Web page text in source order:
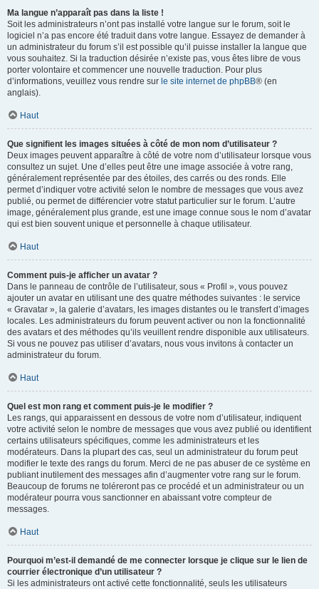
Ma langue n’apparaît pas dans la liste !
Soit les administrateurs n’ont pas installé votre langue sur le forum, soit le
logiciel n’a pas encore été traduit dans votre langue. Essayez de demander à
un administrateur du forum s’il est possible qu’il puisse installer la langue que
vous souhaitez. Si la traduction désirée n’existe pas, vous êtes libre de vous
porter volontaire et commencer une nouvelle traduction. Pour plus
d’informations, veuillez vous rendre sur le site internet de phpBB® (en
anglais).
Haut
Que signifient les images situées à côté de mon nom d’utilisateur ?
Deux images peuvent apparaître à côté de votre nom d’utilisateur lorsque vous
consultez un sujet. Une d’elles peut être une image associée à votre rang,
généralement représentée par des étoiles, des carrés ou des ronds. Elle
permet d’indiquer votre activité selon le nombre de messages que vous avez
publié, ou permet de différencier votre statut particulier sur le forum. L’autre
image, généralement plus grande, est une image connue sous le nom d’avatar
qui est bien souvent unique et personnelle à chaque utilisateur.
Haut
Comment puis-je afficher un avatar ?
Dans le panneau de contrôle de l’utilisateur, sous « Profil », vous pouvez
ajouter un avatar en utilisant une des quatre méthodes suivantes : le service
« Gravatar », la galerie d’avatars, les images distantes ou le transfert d’images
locales. Les administrateurs du forum peuvent activer ou non la fonctionnalité
des avatars et des méthodes qu’ils veuillent rendre disponible aux utilisateurs.
Si vous ne pouvez pas utiliser d’avatars, nous vous invitons à contacter un
administrateur du forum.
Haut
Quel est mon rang et comment puis-je le modifier ?
Les rangs, qui apparaissent en dessous de votre nom d’utilisateur, indiquent
votre activité selon le nombre de messages que vous avez publié ou identifient
certains utilisateurs spécifiques, comme les administrateurs et les
modérateurs. Dans la plupart des cas, seul un administrateur du forum peut
modifier le texte des rangs du forum. Merci de ne pas abuser de ce système en
publiant inutilement des messages afin d’augmenter votre rang sur le forum.
Beaucoup de forums ne toléreront pas ce procédé et un administrateur ou un
modérateur pourra vous sanctionner en abaissant votre compteur de
messages.
Haut
Pourquoi m’est-il demandé de me connecter lorsque je clique sur le lien de
courrier électronique d’un utilisateur ?
Si les administrateurs ont activé cette fonctionnalité, seuls les utilisateurs